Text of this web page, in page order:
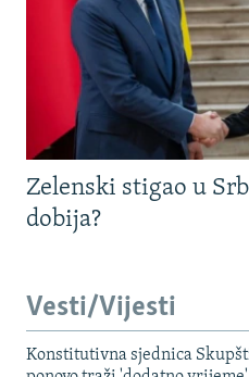
Zelenski stigao u
dobija?
Vesti/Vijesti
Konstitutivna sjednica